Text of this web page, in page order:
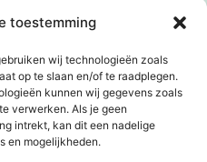
toestemming
wij technologieën zoals
op te slaan en/of te raadplegen.
kunnen wij gegevens zoals
verwerken. Als je geen
intrekt, kan dit een nadelige
en mogelijkheden.